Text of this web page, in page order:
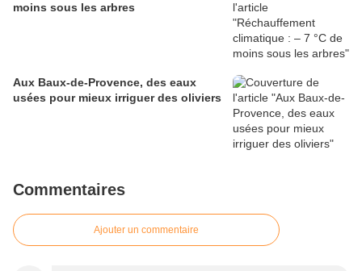
moins sous les arbres
Aux Baux-de-Provence, des eaux
usées pour mieux irriguer des oliviers
Commentaires
Ajouter un commentaire